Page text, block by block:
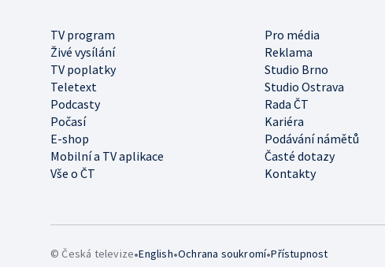
TV program
Pro média
Živé vysílání
Reklama
TV poplatky
Studio Brno
Teletext
Studio Ostrava
Podcasty
Rada ČT
Počasí
Kariéra
E-shop
Podávání námětů
Mobilní a TV aplikace
Časté dotazy
Vše o ČT
Kontakty
© Česká televize•English•Ochrana soukromí•Přístupnost